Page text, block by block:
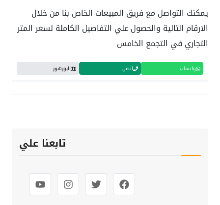
يمكنك التواصل مع فريق المبيعات الخاص بنا من خلال
الارقام التالية والحصول علي التفاصيل الكاملة لسعر المتر
التجاري في التجمع الخامس
واتساب اتصل البورشور
تابعنا علي